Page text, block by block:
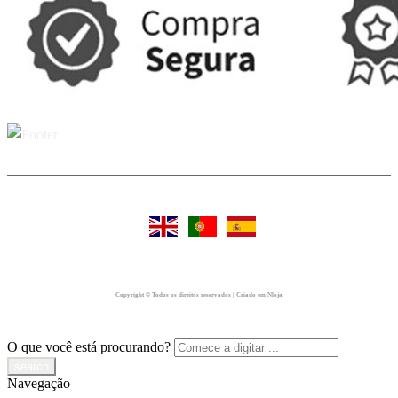
Copyright © Todos os direitos reservados | Criado em Nloja
O que você está procurando?
Navegação